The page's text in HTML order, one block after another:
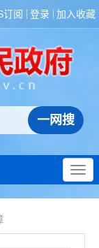
订阅 登录 加入收藏